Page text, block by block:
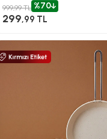
999,99 TL %70
299,99 TL